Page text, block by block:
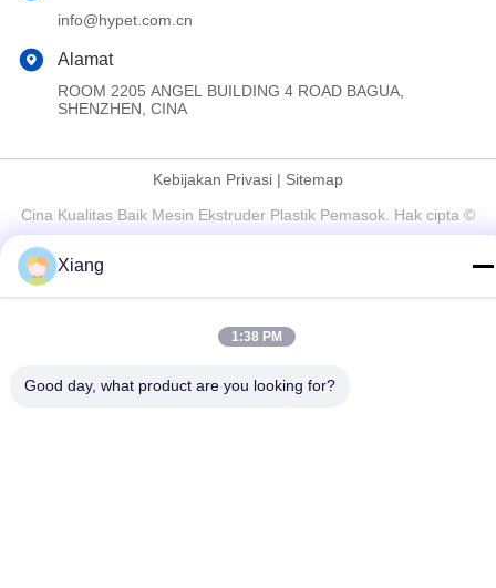
info@hypet.com.cn
Alamat
ROOM 2205 ANGEL BUILDING 4 ROAD BAGUA,
SHENZHEN, CINA
Kebijakan Privasi | Sitemap
Cina Kualitas Baik Mesin Ekstruder Plastik Pemasok. Hak cipta ©
Xiang
1:38 PM
Good day, what product are you looking for?